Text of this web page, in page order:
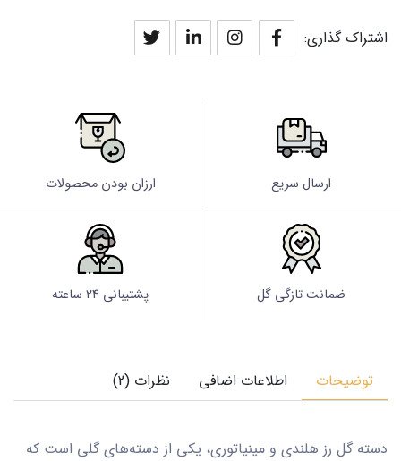
اشتراک گذاری:
ارسال سریع ارزان بودن محصولات
ضمانت تازگی گل پشتیبانی 24 ساعته
توضیحات اطلاعات اضافی نظرات (2)
دسته گل رز هلندی و مینیاتوری، یکی از دسته‌های گلی است که